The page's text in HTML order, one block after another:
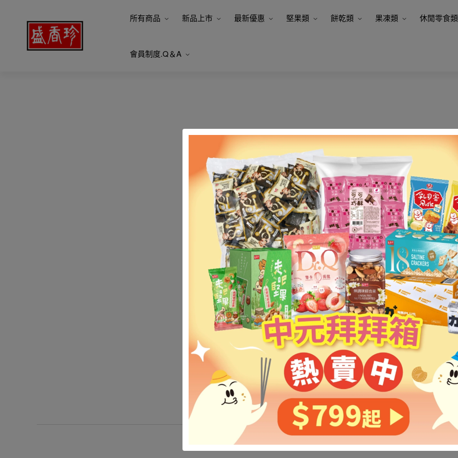
所有商品 新品上市 最新優惠 堅果類 餅乾類 果凍類 休閒零食類
會員制度.Q＆A
找不到這個商品